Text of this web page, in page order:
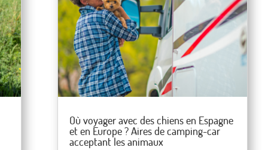
Où voyager avec des chiens en Espagne
et en Europe ? Aires de camping-car
acceptant les animaux